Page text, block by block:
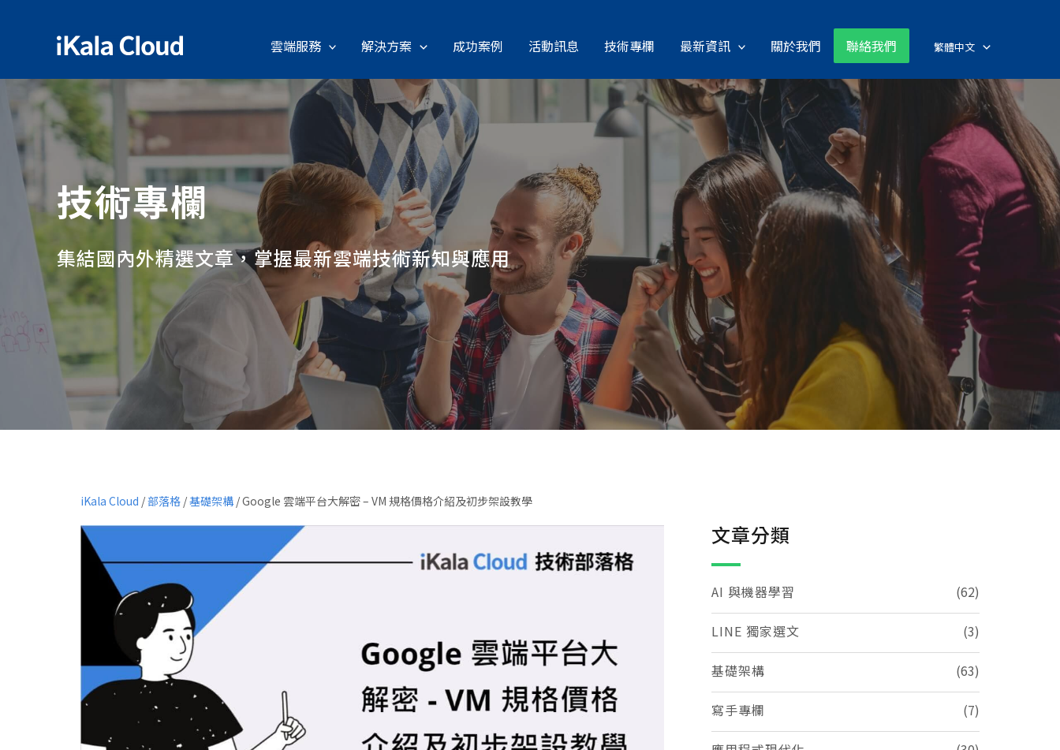
雲端服務 解決方案 成功案例 活動訊息 技術專欄 最新資訊 關於我們 聯絡我們 繁體中文
技術專欄
集結國內外精選文章，掌握最新雲端技術新知與應用
iKala Cloud /部落格 /基礎架構 /Google 雲端平台大解密 – VM 規格價格介紹及初步架設教學
文章分類
AI 與機器學習 (62)
LINE 獨家選文 (3)
基礎架構 (63)
寫手專欄 (7)